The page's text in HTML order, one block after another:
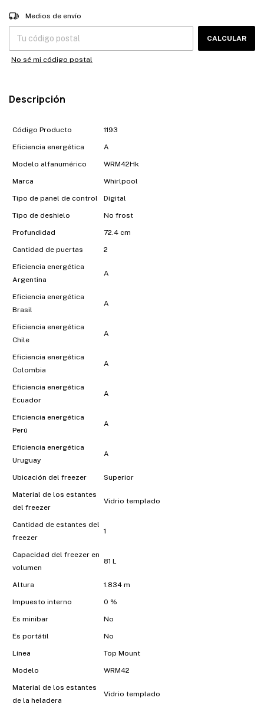
Entregas para el CP:
Medios de envío
CALCULAR
No sé mi código postal
Descripción
Código Producto 1193
Eficiencia energética A
Modelo alfanumérico WRM42Hk
Marca Whirlpool
Tipo de panel de control Digital
Tipo de deshielo No frost
Profundidad 72.4 cm
Cantidad de puertas 2
Eficiencia energética
Argentina
A
Eficiencia energética
Brasil
A
Eficiencia energética
Chile
A
Eficiencia energética
Colombia
A
Eficiencia energética
Ecuador
A
Eficiencia energética
Perú
A
Eficiencia energética
Uruguay
A
Ubicación del freezer Superior
Material de los estantes
del freezer
Vidrio templado
Cantidad de estantes del
freezer
1
Capacidad del freezer en
volumen
81 L
Altura 1.834 m
Impuesto interno 0 %
Es minibar No
Es portátil No
Línea Top Mount
Modelo WRM42
Material de los estantes
de la heladera
Vidrio templado